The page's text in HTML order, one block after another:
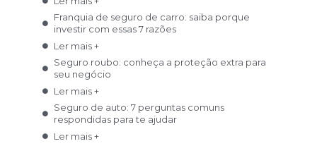
Franquia de seguro de carro: saiba porque
investir com essas 7 razões
Ler mais +
Seguro roubo: conheça a proteção extra para
seu negócio
Ler mais +
Seguro de auto: 7 perguntas comuns
respondidas para te ajudar
Ler mais +